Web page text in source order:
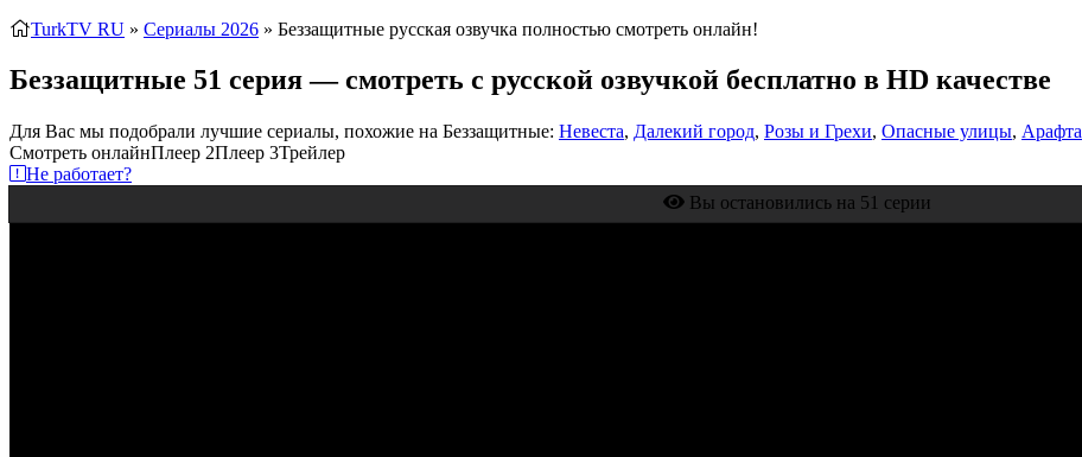
TurkTV RU » Сериалы 2026 » Беззащитные русская озвучка полностью смотреть онлайн!
Беззащитные 51 серия — смотреть с русской озвучкой бесплатно в HD качестве
Для Вас мы подобрали лучшие сериалы, похожие на Беззащитные: Невеста, Далекий город, Розы и Грехи, Опасные улицы, Арафта
Смотреть онлайнПлеер 2Плеер 3Трейлер
Не работает?
Вы остановились на 51 серии